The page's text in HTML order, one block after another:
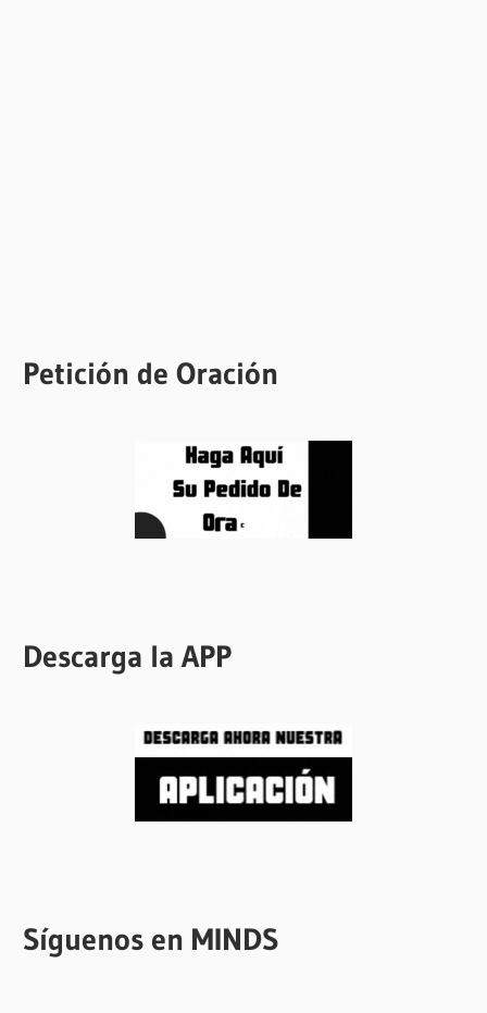
Petición de Oración
Descarga la APP
Síguenos en MINDS